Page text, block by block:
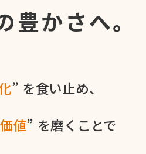
豊かさへ。
” を​食い​止め、
値” を​磨く​ことで